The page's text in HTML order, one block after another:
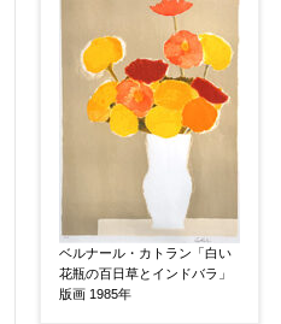
ベルナール・カトラン「白い
花瓶の百日草とインドバラ」
版画 1985年